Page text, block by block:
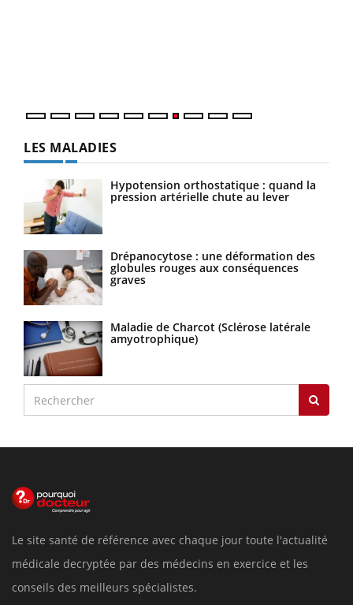
LES MALADIES
Hypotension orthostatique : quand la
pression artérielle chute au lever
Drépanocytose : une déformation des
globules rouges aux conséquences
graves
Maladie de Charcot (Sclérose latérale
amyotrophique)
Le site santé de référence avec chaque jour toute l'actualité
médicale decryptée par des médecins en exercice et les
conseils des meilleurs spécialistes.